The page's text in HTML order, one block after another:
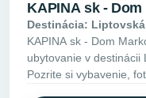
KAPINA sk -
Destinácia:
KAPINA sk - Dom
ubytovanie v destinácii
Pozrite si vybavenie,